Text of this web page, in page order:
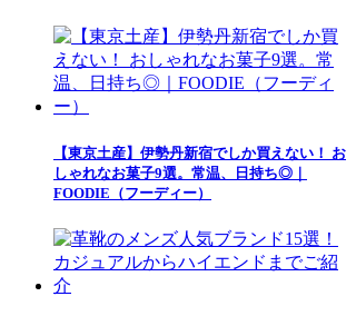
【東京土産】伊勢丹新宿でしか買えない！ お
しゃれなお菓子9選。常温、日持ち◎｜
FOODIE（フーディー）